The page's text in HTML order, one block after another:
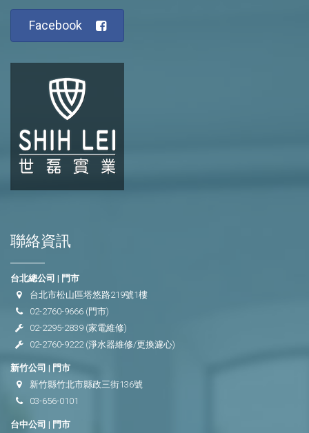
Facebook
聯絡資訊
台北總公司 | 門市
台北市松山區塔悠路219號1樓
02-2760-9666 (門市)
02-2295-2839 (家電維修)
02-2760-9222(淨水器維修/更換濾心)
新竹公司 | 門市
新竹縣竹北市縣政三街136號
03-656-0101
台中公司 | 門市